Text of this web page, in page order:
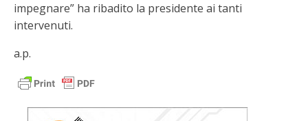
impegnare” ha ribadito la presidente ai tanti
intervenuti.
a.p.